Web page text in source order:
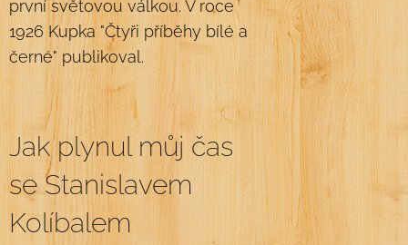
první světovou válkou. V roce
1926 Kupka "Čtyři příběhy bílé a
černé" publikoval.
Jak plynul můj čas
se Stanislavem
Kolíbalem